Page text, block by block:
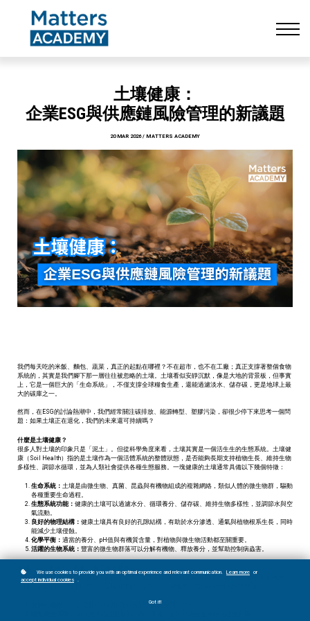
LOG IN
SIGN UP
土壤健康：
企業ESG與供應鏈風險管理的新議題
20 MAR 2026 / MATTERS ACADEMY
我們每天吃的米飯、麵包、蔬菜，真正的起點在哪裡？不在超市，也不在工廠；真正支撐著整個食物
系統的，其實是我們腳下那一層往往被忽略的土壤。土壤看似安靜沉默，像是大地的背景板，但事實
上，它是一個巨大的「生命系統」，不僅支撐全球糧食生產，還能過濾淡水、儲存碳，更是地球上最
大的碳庫之一。
然而，在ESG的討論熱潮中，我們經常關注碳排放、能源轉型、塑膠污染，卻很少停下來思考一個問
題：如果土壤正在退化，我們的未來還可持續嗎？
什麼是土壤健康？
很多人對土壤的印象只是「泥土」。但從科學角度來看，土壤其實是一個活生生的生態系統。土壤健
康（Soil Health）指的是土壤作為一個活體系統的整體狀態，是否能夠長期支持植物生長、維持生物
多樣性、調節水循環，並為人類社會提供各種生態服務。一塊健康的土壤通常具備以下幾個特徵：
生命系統： 土壤是由微生物、真菌、昆蟲與有機物組成的複雜網絡，類似人體的微生物群，驅動
各種重要生命過程。
生態系統功能： 健康的土壤可以過濾水分、循環養分、儲存碳、維持生物多樣性，並調節水與空
氣流動。
良好的物理結構： 健康土壤具有良好的孔隙結構，有助於水分滲透、通氣與植物根系生長，同時
能減少土壤侵蝕。
化學平衡： 適當的養分、pH值與有機質含量，對植物與微生物活動都至關重要。
活躍的生物系統： 豐富的微生物群落可以分解有機物、釋放養分，並幫助控制病蟲害。
土壤：不只是泥土，而是一個「地下城市」
一克健康的土壤，可能含有數十億個微生物，它們與真菌、昆蟲和有機物共同形成一個複雜的網絡，
將落葉和植物殘骸逐步分解，讓養分回歸自然。
We use cookies to provide you with an optimal experience and relevant communication. Learn more or
accept individual cookies .
Got it!